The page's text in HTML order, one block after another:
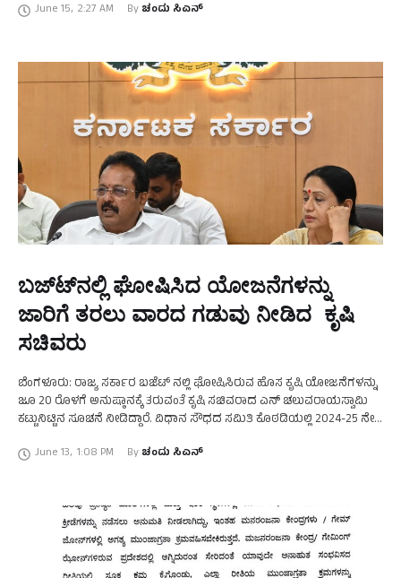
June 15, 2:27 AM By ಚಂದು ಸಿಎನ್
ಬಜ್‌ಟ್‌ನಲ್ಲಿ ಘೋಷಿಸಿದ ಯೋಜನೆಗಳನ್ನು
ಜಾರಿಗೆ ತರಲು ವಾರದ ಗಡುವು ನೀಡಿದ ಕೃಷಿ
ಸಚಿವರು
ಬೆಂಗಳೂರು: ರಾಜ್ಯ ಸರ್ಕಾರ ಬಜೆಟ್ ನಲ್ಲಿ ಘೋಷಿಸಿರುವ ಹೊಸ ಕೃಷಿ ಯೋಜನೆಗಳನ್ನು
ಜೂ 20 ರೊಳಗೆ ಅನುಷ್ಠಾನಕ್ಕೆ ತರುವಂತೆ ಕೃಷಿ ಸಚಿವರಾದ ಎನ್ ಚಲುವರಾಯಸ್ವಾಮಿ
ಕಟ್ಟುನಿಟ್ಟಿನ‌ ಸೂಚನೆ ನೀಡಿದ್ದಾರೆ. ವಿಧಾನ ಸೌಧದ ಸಮಿತಿ ಕೊಠಡಿಯಲ್ಲಿ 2024-25 ನೇ
June 13, 1:08 PM By ಚಂದು ಸಿಎನ್